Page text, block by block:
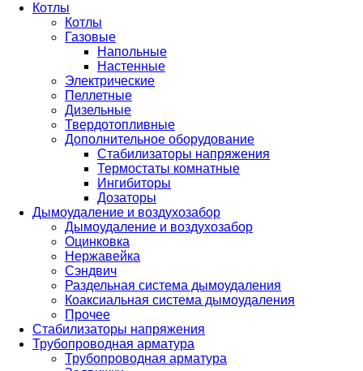
Котлы
Котлы
Газовые
Напольные
Настенные
Электрические
Пеллетные
Дизельные
Твердотопливные
Дополнительное оборудование
Стабилизаторы напряжения
Термостаты комнатные
Ингибиторы
Дозаторы
Дымоудаление и воздухозабор
Дымоудаление и воздухозабор
Оцинковка
Нержавейка
Сэндвич
Раздельная система дымоудаления
Коаксиальная система дымоудаления
Прочее
Стабилизаторы напряжения
Трубопроводная арматура
Трубопроводная арматура